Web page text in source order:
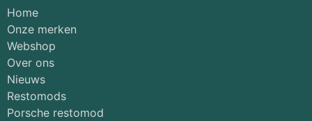
Home
Onze merken
Webshop
Over ons
Nieuws
Restomods
Porsche restomod